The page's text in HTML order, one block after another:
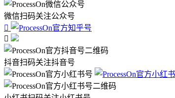
微信扫码关注公众号


抖音扫码关注抖音号